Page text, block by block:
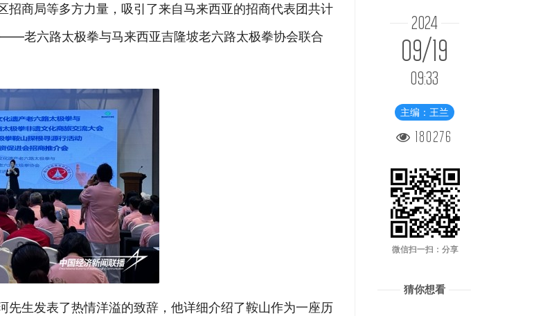
商局等多方力量，吸引了来自马来西亚的招商代表团共计
老六路太极拳与马来西亚吉隆坡老六路太极拳协会联合
生发表了热情洋溢的致辞，他详细介绍了鞍山作为一座历
2024
09/19
09:33
主编：王兰
180276
微信扫一扫：分享
猜你想看